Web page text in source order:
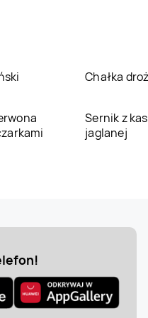
Chałka
Sernik z
jaglanej